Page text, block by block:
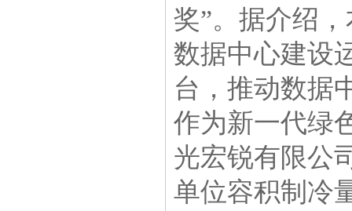
奖”。据介绍
数据中心建设
台，推动数据
作为新一代绿
光宏锐有限公
单位容积制冷